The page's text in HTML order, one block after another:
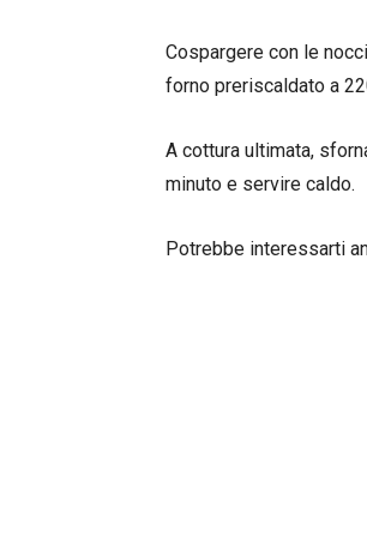
Cospargere con le
forno preriscaldato a
A cottura ultimata,
minuto e servire caldo.
Potrebbe interessarti